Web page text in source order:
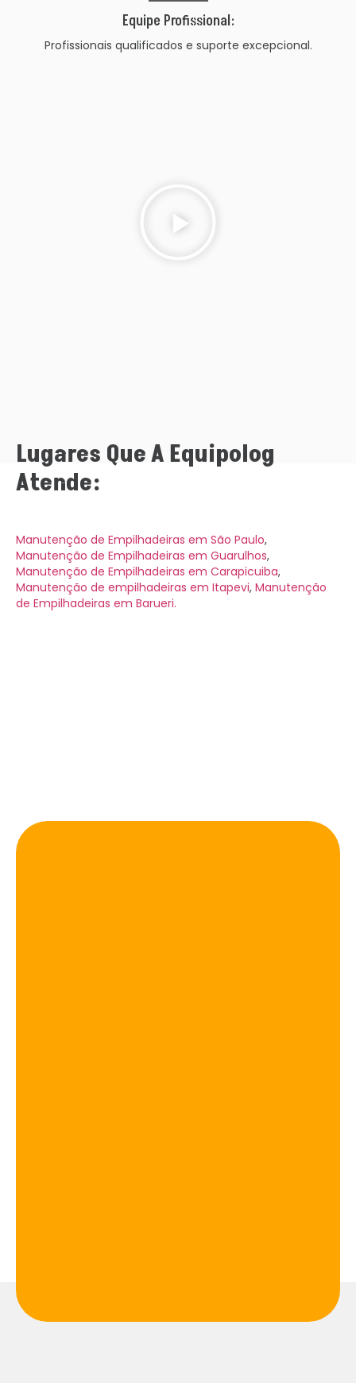
Equipe Profissional:
Profissionais qualificados e suporte excepcional.
Lugares Que A Equipolog
Atende:
Manutenção de Empilhadeiras em São Paulo,
Manutenção de Empilhadeiras em Guarulhos,
Manutenção de Empilhadeiras em Carapicuiba,
Manutenção de empilhadeiras em Itapevi, Manutenção
de Empilhadeiras em Barueri.